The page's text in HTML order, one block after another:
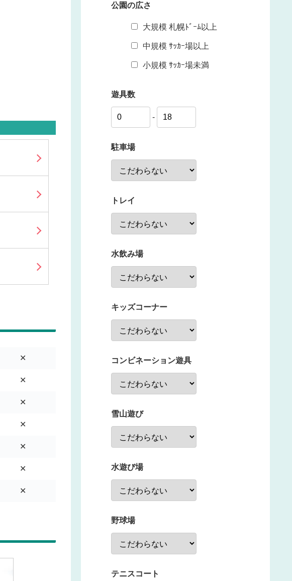
✕
✕
✕
✕
✕
✕
✕
公園の広さ
大規模 札幌ﾄﾞｰﾑ以上
中規模 ｻｯｶｰ場以上
小規模 ｻｯｶｰ場未満
遊具数
-
駐車場
トレイ
水飲み場
キッズコーナー
コンビネーション遊具
雪山遊び
水遊び場
野球場
テニスコート